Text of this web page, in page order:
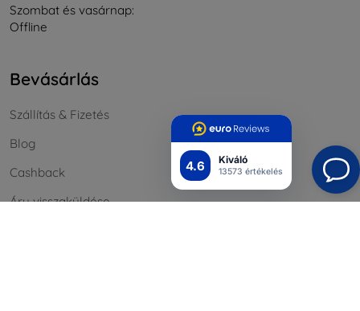
4.6 Kiváló
13573 értékelés
Szombat és vasárnap:
Offline
Bevásárlás
Szállítás & Fizetés
Blog
Cashback
Áru visszaküldése